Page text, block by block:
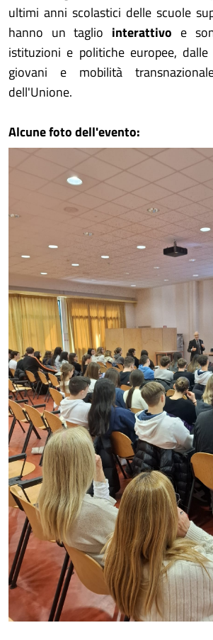
ultimi anni scolastici delle scuole
hanno un taglio interattivo e
istituzioni e politiche europee,
giovani e mobilità
dell'Unione.
Alcune foto dell'evento: